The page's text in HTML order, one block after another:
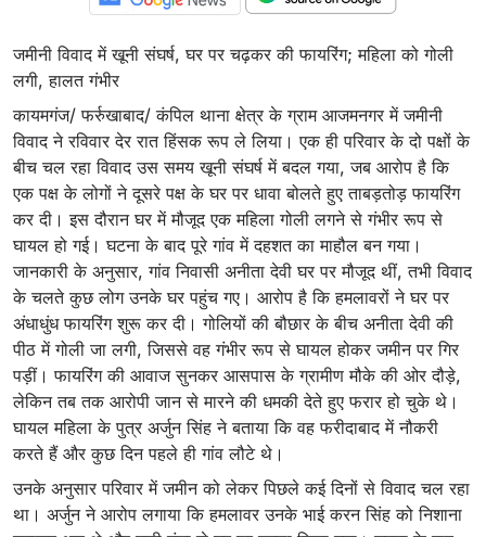
जमीनी विवाद में खूनी संघर्ष, घर पर चढ़कर की फायरिंग; महिला को गोली
लगी, हालत गंभीर
कायमगंज/ फर्रुखाबाद/ कंपिल थाना क्षेत्र के ग्राम आजमनगर में जमीनी
विवाद ने रविवार देर रात हिंसक रूप ले लिया। एक ही परिवार के दो पक्षों के
बीच चल रहा विवाद उस समय खूनी संघर्ष में बदल गया, जब आरोप है कि
एक पक्ष के लोगों ने दूसरे पक्ष के घर पर धावा बोलते हुए ताबड़तोड़ फायरिंग
कर दी। इस दौरान घर में मौजूद एक महिला गोली लगने से गंभीर रूप से
घायल हो गई। घटना के बाद पूरे गांव में दहशत का माहौल बन गया।
जानकारी के अनुसार, गांव निवासी अनीता देवी घर पर मौजूद थीं, तभी विवाद
के चलते कुछ लोग उनके घर पहुंच गए। आरोप है कि हमलावरों ने घर पर
अंधाधुंध फायरिंग शुरू कर दी। गोलियों की बौछार के बीच अनीता देवी की
पीठ में गोली जा लगी, जिससे वह गंभीर रूप से घायल होकर जमीन पर गिर
पड़ीं। फायरिंग की आवाज सुनकर आसपास के ग्रामीण मौके की ओर दौड़े,
लेकिन तब तक आरोपी जान से मारने की धमकी देते हुए फरार हो चुके थे।
घायल महिला के पुत्र अर्जुन सिंह ने बताया कि वह फरीदाबाद में नौकरी
करते हैं और कुछ दिन पहले ही गांव लौटे थे।
उनके अनुसार परिवार में जमीन को लेकर पिछले कई दिनों से विवाद चल रहा
था। अर्जुन ने आरोप लगाया कि हमलावर उनके भाई करन सिंह को निशाना